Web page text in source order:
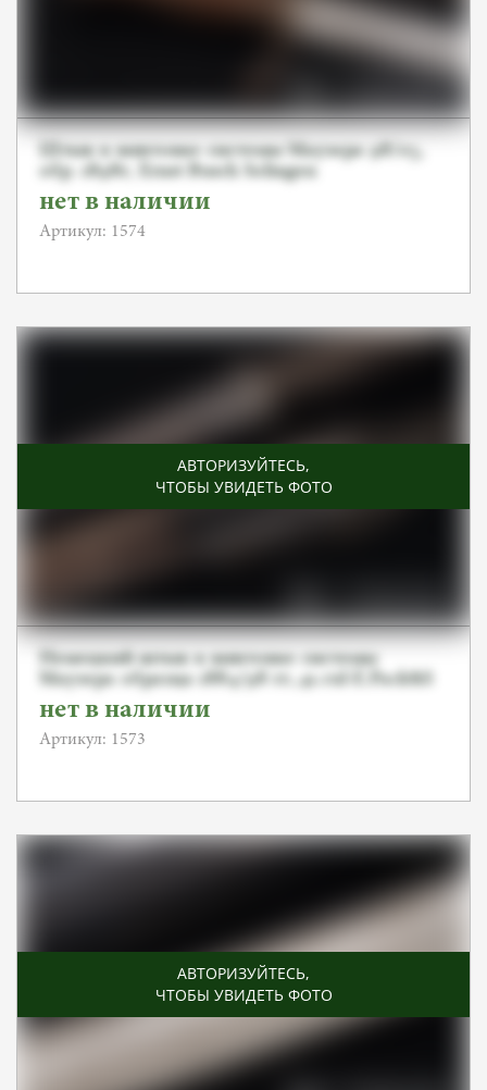
Штык к винтовке системы Маузера 98/05,
обр. 1898г, Ernst Busch Solingen
нет в наличии
Артикул: 1574
АВТОРИЗУЙТЕСЬ,
ЧТОБЫ УВИДЕТЬ ФОТО
Немецкий штык к винтовке системы
Маузера образца 1884/98 гг.,41.cul-E.Pack&S
нет в наличии
Артикул: 1573
АВТОРИЗУЙТЕСЬ,
ЧТОБЫ УВИДЕТЬ ФОТО